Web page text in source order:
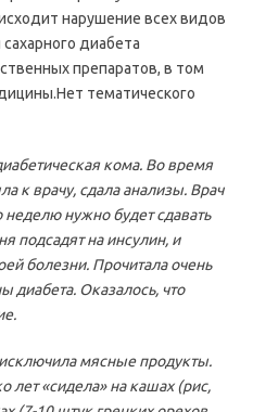
нарушение всех видов
диабета
препаратов, в том
тематического
кома. Во время
к врачу, сдала анализы. Врач
нужно будет сдавать
подсадят на инсулин, и
болезни. Прочитала очень
диабета. Оказалось, что
мясные продукты.
лет «сидела» на кашах (рис,